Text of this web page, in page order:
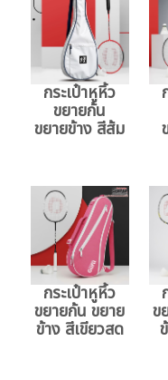
กระเป๋าหูหิ้ว
ขยายก้น
ขยายข้าง สีส้ม
กระเป๋าหูหิ้ว
ขยายก้น ขยาย
ข้าง สีเขียวสด
ข